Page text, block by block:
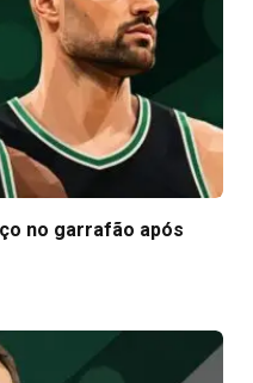
no garrafão após